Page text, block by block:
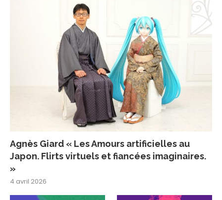
Agnès Giard « Les Amours artificielles au
Japon. Flirts virtuels et fiancées imaginaires.
»
4 avril 2026